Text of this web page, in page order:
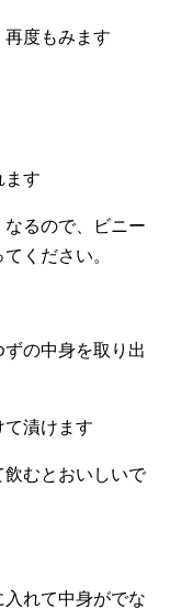
再度もみます
ます
るので、ビニー
ください。
ずの中身を取り出
て漬けます
飲むとおいしいで
入れて中身がでな